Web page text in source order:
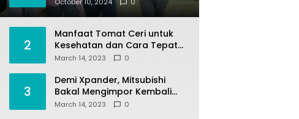
2
Manfaat Tomat Ceri untuk
Kesehatan dan Cara Tepat
Mengonsumsinya
March 14, 2023 0
3
Demi Xpander, Mitsubishi
Bakal Mengimpor Kembali
Pajero Sport
March 14, 2023 0